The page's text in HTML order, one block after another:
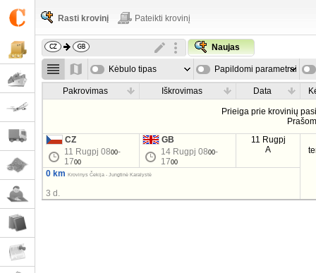
Rasti krovinį Pateikti krovinį
Naujas
Kėbulo tipas Papildomi parametrai
Pakrovimas Iškrovimas Data
Prieiga prie krovinių
CZ
11 Rugpj 0800-
1700
GB
14 Rugpj 0800-
1700
11 Rugpj
A
0 km Krovinys Čekija - Jungtinė Karalystė
3 d.